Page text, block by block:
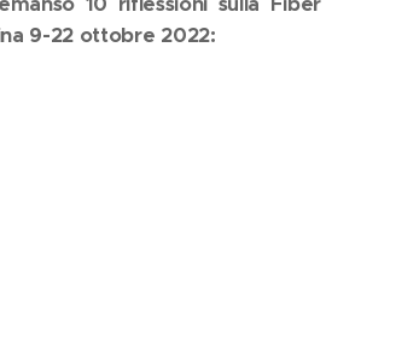
9-22 ottobre 2022: